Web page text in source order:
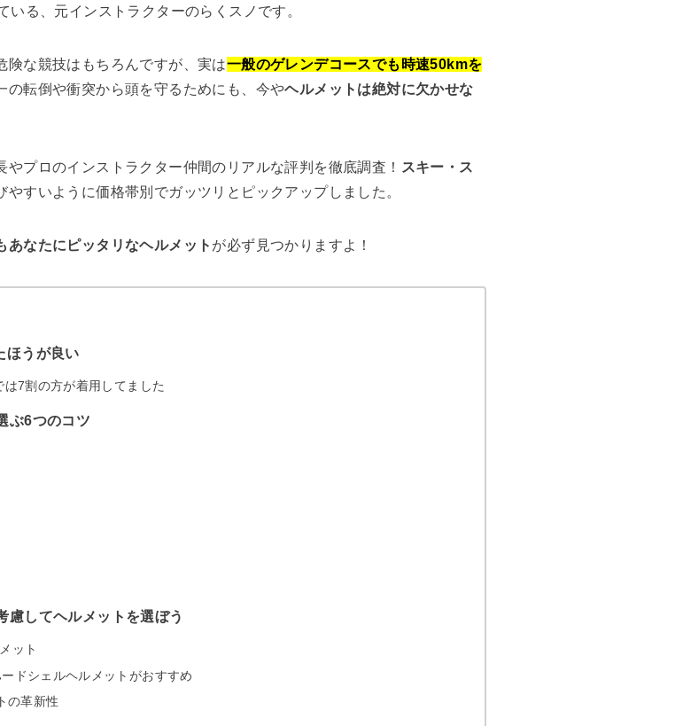
る、元インストラクターのらくスノです。
険な競技はもちろんですが、実は一般のゲレンデコースでも時速50kmを
の転倒や衝突から頭を守るためにも、今やヘルメットは絶対に欠かせな
プロのインストラクター仲間のリアルな評判を徹底調査！ スキー・ス
やすいように価格帯別でガッツリとピックアップしました。
あなたにピッタリなヘルメット が必ず見つかりますよ！
ほうが良い
7割の方が着用してました
ぶ6つのコツ
慮してヘルメットを選ぼう
ット
ドシェルヘルメットがおすすめ
の革新性